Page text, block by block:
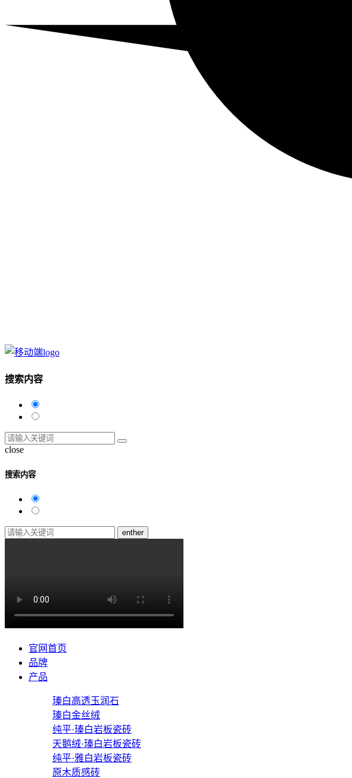
搜索内容
close
搜索内容
enther
官网首页
品牌
产品
瑧白高透玉润石
瑧白金丝绒
纯平·瑧白岩板瓷砖
天鹅绒·瑧白岩板瓷砖
纯平·雅白岩板瓷砖
原木质感砖